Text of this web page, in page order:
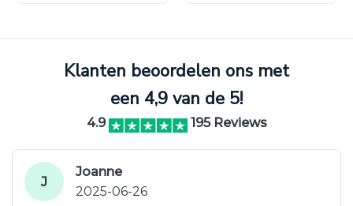
Klanten beoordelen ons met
een 4,9 van de 5!
4.9 195 Reviews
J
Joanne
2025-06-26